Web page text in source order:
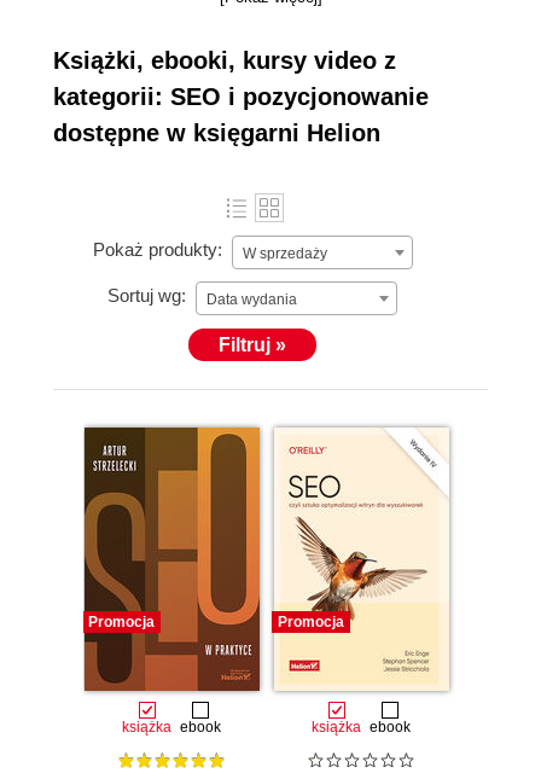
mapy serwisu. Przeczytacie także o narzędziach
marketingu internetowym. Książki przybliżą wam
również inne płatne formy reklamy w sieci jak
kampanie PPC i podobne, katalogi stron lub marketing
w serwisach społecznościowych.
Książki, ebooki, kursy video z
kategorii: SEO i pozycjonowanie
dostępne w księgarni Helion
Pokaż produkty: W sprzedaży
Sortuj wg: Data wydania
Filtruj »
Promocja
książka ebook
Promocja
książka ebook